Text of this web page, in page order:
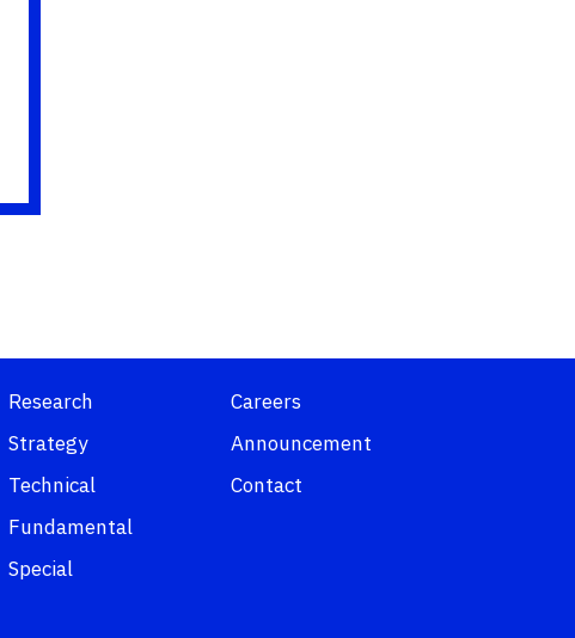
Research
Strategy
Technical
Fundamental
Special
Careers
Announcement
Contact